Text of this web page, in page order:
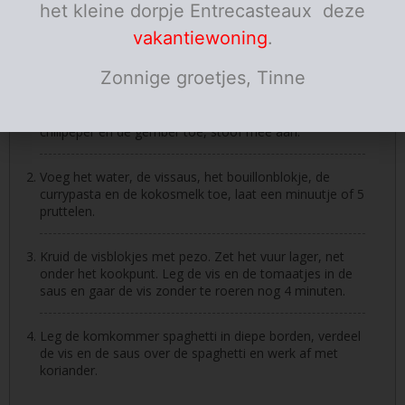
olijfolie
personen
chilipeper en de gember toe, stoof mee aan.
Voeg het water, de vissaus, het bouillonblokje, de
currypasta en de kokosmelk toe, laat een minuutje of 5
pruttelen.
Kruid de visblokjes met pezo. Zet het vuur lager, net
onder het kookpunt. Leg de vis en de tomaatjes in de
saus en gaar de vis zonder te roeren nog 4 minuten.
Leg de komkommer spaghetti in diepe borden, verdeel
de vis en de saus over de spaghetti en werk af met
koriander.
het kleine dorpje Entrecasteaux deze
vakantiewoning.
Zonnige groetjes, Tinne